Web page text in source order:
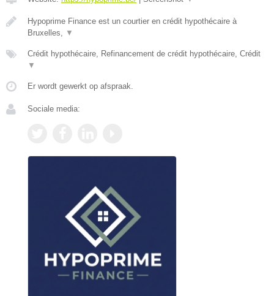
Hypoprime Finance est un courtier en crédit hypothécaire à
Bruxelles,
▼
Crédit hypothécaire, Refinancement de crédit hypothécaire, Crédit
▼
Er wordt gewerkt op afspraak.
Sociale media: